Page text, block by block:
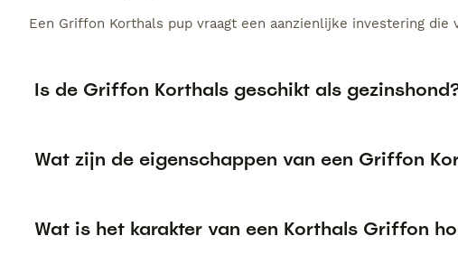
Een Griffon Korthals pup vraagt een aanzienlijke investering
Is de Griffon Korthals geschikt als
Wat zijn de eigenschappen van een Griffon
Wat is het karakter van een Korthals Griffon